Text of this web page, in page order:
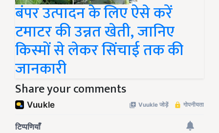
बंपर उत्पादन के लिए ऐसे करें
टमाटर की उन्नत खेती, जानिए
किस्मों से लेकर सिंचाई तक की
जानकारी
Share your comments